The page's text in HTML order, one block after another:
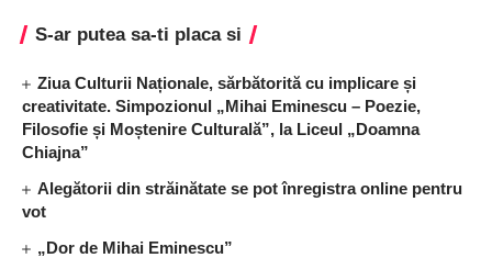
S-ar putea sa-ti placa si
Ziua Culturii Naționale, sărbătorită cu implicare și
creativitate. Simpozionul „Mihai Eminescu – Poezie,
Filosofie și Moștenire Culturală”, la Liceul „Doamna
Chiajna”
Alegătorii din străinătate se pot înregistra online pentru
vot
„Dor de Mihai Eminescu”